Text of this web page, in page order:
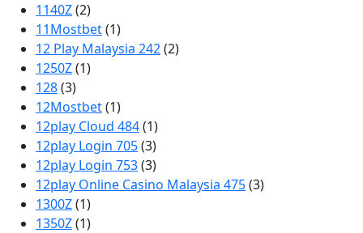
1140Z(2)
11Mostbet(1)
12 Play Malaysia 242(2)
1250Z(1)
128(3)
12Mostbet(1)
12play Cloud 484(1)
12play Login 705(3)
12play Login 753(3)
12play Online Casino Malaysia 475(3)
1300Z(1)
1350Z(1)